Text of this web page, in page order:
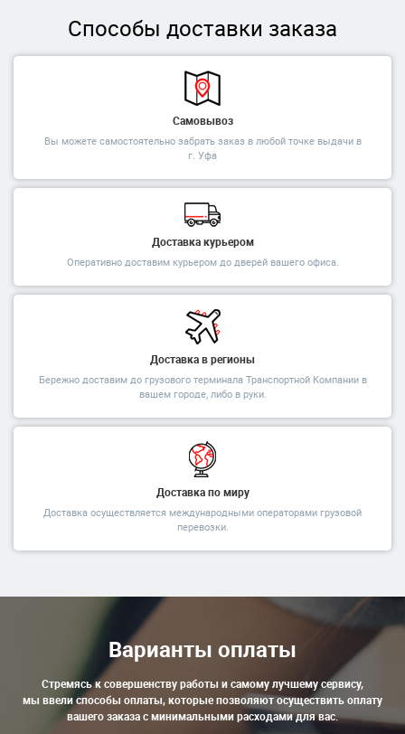
Способы доставки заказа
Самовывоз
Вы можете самостоятельно забрать заказ в любой точке выдачи в
г. Уфа
Доставка курьером
Оперативно доставим курьером до дверей вашего офиса.
Доставка в регионы
Бережно доставим до грузового терминала Транспортной Компании в
вашем городе, либо в руки.
Доставка по миру
Доставка осуществляется международными операторами грузовой
перевозки.
Варианты оплаты
Стремясь к совершенству работы и самому лучшему сервису,
мы ввели способы оплаты, которые позволяют осуществить оплату
вашего заказа с минимальными расходами для вас.